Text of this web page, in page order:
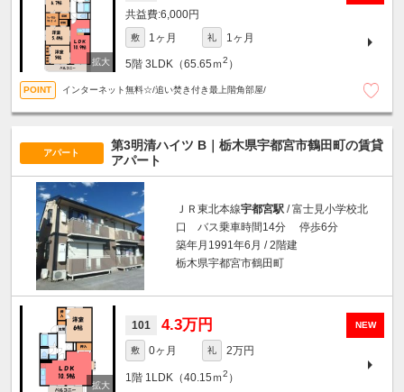
6,000円
敷 1ヶ月 礼 1ヶ月
5階 3LDK（65.65ｍ2 ）
インターネット無料☆/追い焚き付き最上階角部屋/
アパート
第3明清ハイツ B｜栃木県宇都宮市鶴田町の賃貸
アパート
ＪＲ東北本線宇都宮駅 / 富士見小学校北
口 バス乗車時間14分 停歩6分
築年月1991年6月 / 2階建
栃木県宇都宮市鶴田町
NEW
101 4.3万円
敷 0ヶ月 礼 2万円
1階 1LDK（40.15ｍ2 ）